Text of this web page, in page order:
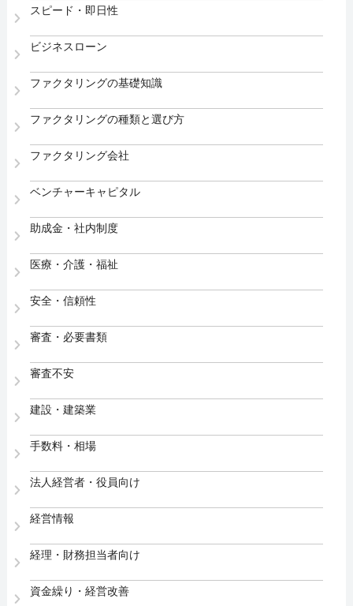
スピード・即日性
ビジネスローン
ファクタリングの基礎知識
ファクタリングの種類と選び方
ファクタリング会社
ベンチャーキャピタル
助成金・社内制度
医療・介護・福祉
安全・信頼性
審査・必要書類
審査不安
建設・建築業
手数料・相場
法人経営者・役員向け
経営情報
経理・財務担当者向け
資金繰り・経営改善